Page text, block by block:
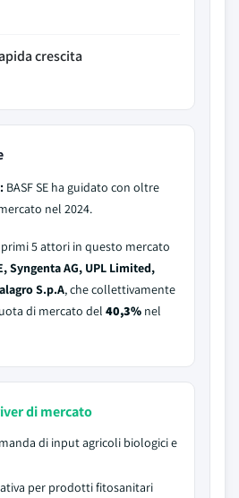
crescita
BASF SE ha guidato con oltre
nel 2024.
5 attori in questo mercato
Syngenta AG, UPL Limited,
S.p.A, che collettivamente
di mercato del 40,3% nel
di mercato
di input agricoli biologici e
per prodotti fitosanitari